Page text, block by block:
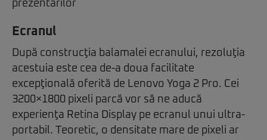
Ecranul
După construcţia balamalei ecranului, rezoluţia
acestuia este cea de-a doua facilitate
excepţională oferită de Lenovo Yoga 2 Pro. Cei
3200×1800 pixeli parcă vor să ne aducă
experienţa Retina Display pe ecranul unui ultra-
portabil. Teoretic, o densitate mare de pixeli ar